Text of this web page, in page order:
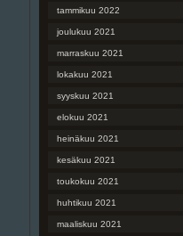
tammikuu 2022
joulukuu 2021
marraskuu 2021
lokakuu 2021
syyskuu 2021
elokuu 2021
heinäkuu 2021
kesäkuu 2021
toukokuu 2021
huhtikuu 2021
maaliskuu 2021